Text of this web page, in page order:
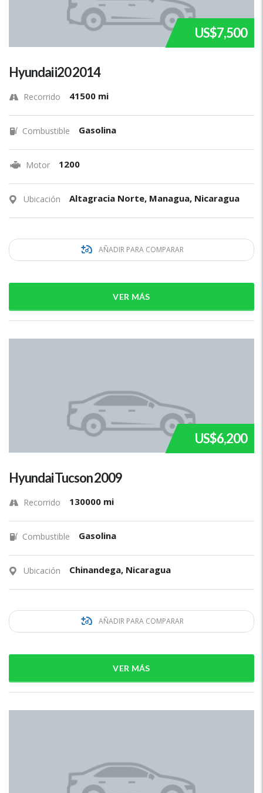
US$7,500
Hyundai i20 2014
Recorrido 41500 mi
Combustible Gasolina
Motor 1200
Ubicación Altagracia Norte, Managua, Nicaragua
AÑADIR PARA COMPARAR
VER MÁS
US$6,200
Hyundai Tucson 2009
Recorrido 130000 mi
Combustible Gasolina
Ubicación Chinandega, Nicaragua
AÑADIR PARA COMPARAR
VER MÁS